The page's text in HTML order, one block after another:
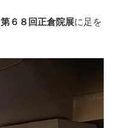
第６８回正倉院展に足を